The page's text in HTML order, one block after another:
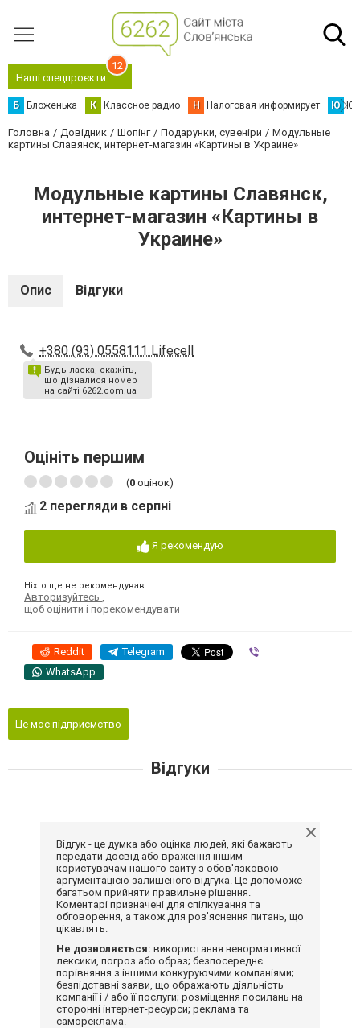
Наші спецпроєкти
12
Б Бложенька К Классное радио Н Налоговая информирует Ю
Головна Довідник Шопінг Подарунки, сувеніри
Модульные
картины Славянск, интернет-магазин «Картины в Украине»
Модульные картины Славянск,
интернет-магазин «Картины в
Украине»
Опис Відгуки
+380 (93) 0558111 Lifecell
Будь ласка, скажіть,
що дізналися номер
на сайті 6262.com.ua
Оцініть першим
(0 оцінок)
2 перегляди в серпні
Я рекомендую
Ніхто ще не рекомендував
Авторизуйтесь
щоб оцінити і порекомендувати
Reddit Telegram
WhatsApp
Це моє підприємство
Відгуки
Відгук - це думка або оцінка людей, які бажають
передати досвід або враження іншим
користувачам нашого сайту з обов'язковою
аргументацією залишеного відгука. Це допоможе
багатьом прийняти правильне рішення.
Коментарі призначені для спілкування та
обговорення, а також для роз'яснення питань, що
цікавлять.
Не дозволяється: використання ненормативної
лексики, погроз або образ; безпосереднє
порівняння з іншими конкуруючими компаніями;
безпідставні заяви, що ображають діяльність
компанії і / або її послуги; розміщення посилань на
сторонні інтернет-ресурси; реклама та
самореклама.